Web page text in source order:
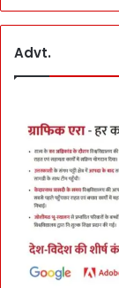
Advt.